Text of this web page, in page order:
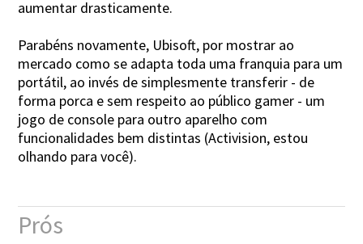
aumentar drasticamente.
Parabéns novamente, Ubisoft, por mostrar ao
mercado como se adapta toda uma franquia para um
portátil, ao invés de simplesmente transferir - de
forma porca e sem respeito ao público gamer - um
jogo de console para outro aparelho com
funcionalidades bem distintas (Activision, estou
olhando para você).
Prós